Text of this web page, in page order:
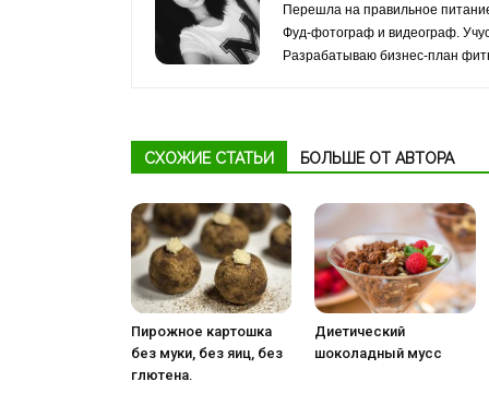
Перешла на правильное
Фуд-фотограф и видеограф.
Разрабатываю бизнес-план
СХОЖИЕ СТАТЬИ БОЛЬШЕ ОТ АВТОРА
Пирожное картошка
без муки, без яиц, без
глютена.
Диетический
шоколадный мусс